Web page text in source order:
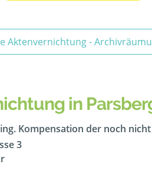
Aktenvernichtung -
in
Kompensation der noch
3